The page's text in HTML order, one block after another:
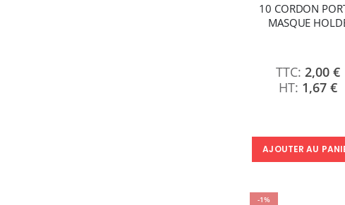
10 CORDON
MASQUE
2,00 €
1,67 €
AJOUTER AU
-1%